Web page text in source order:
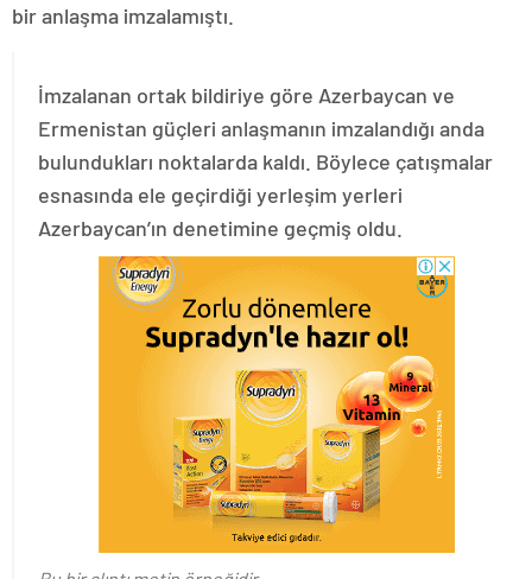
bir anlaşma imzalamıştı.
İmzalanan ortak bildiriye göre Azerbaycan ve
Ermenistan güçleri anlaşmanın imzalandığı anda
bulundukları noktalarda kaldı. Böylece çatışmalar
esnasında ele geçirdiği yerleşim yerleri
Azerbaycan’ın denetimine geçmiş oldu.